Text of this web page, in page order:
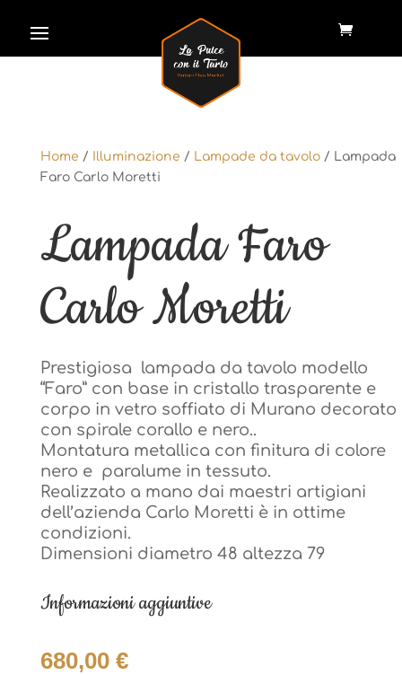
Home / Illuminazione / Lampade da tavolo/ Lampada
Faro Carlo Moretti
Lampada Faro
Carlo Moretti
Prestigiosa lampada da tavolo modello
“Faro” con base in cristallo trasparente e
corpo in vetro soffiato di Murano decorato
con spirale corallo e nero..
Montatura metallica con finitura di colore
nero e paralume in tessuto.
Realizzato a mano dai maestri artigiani
dell’azienda Carlo Moretti è in ottime
condizioni.
Dimensioni diametro 48 altezza 79
Informazioni aggiuntive
680,00 €
Home / Illuminazione / Lampade da tavolo/ Lampada
Faro Carlo Moretti
Lampada Faro
Carlo Moretti
Prestigiosa lampada da tavolo modello
“Faro” con base in cristallo trasparente e
corpo in vetro soffiato di Murano decorato
con spirale corallo e nero..
Montatura metallica con finitura di colore
nero e paralume in tessuto.
Realizzato a mano dai maestri artigiani
dell’azienda Carlo Moretti è in ottime
condizioni.
Dimensioni diametro 48 altezza 79
Informazioni aggiuntive
680,00 €